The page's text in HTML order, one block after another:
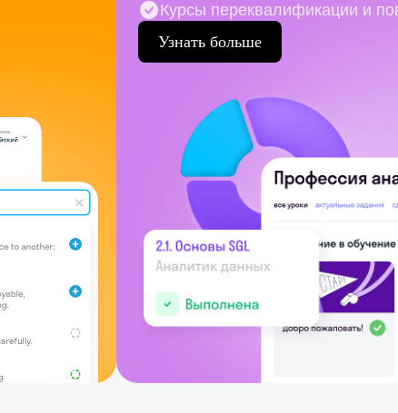
Курсы переквалификации и
Узнать больше